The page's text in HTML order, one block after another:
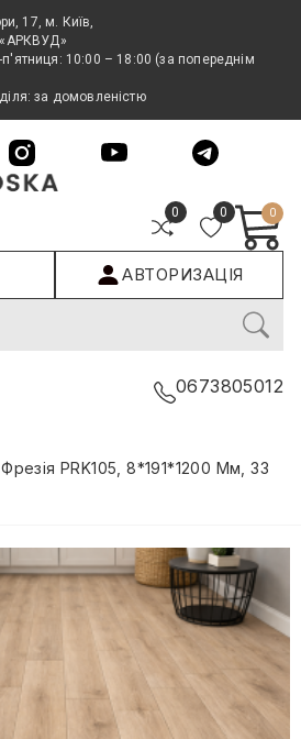
17, м. Київ,
«АРКВУД»
п'ятниця: 10:00 – 18:00 (за попереднім
за домовленістю
0 0 0
АВТОРИЗАЦІЯ
0673805012
PRK105, 8*191*1200 Мм, 33